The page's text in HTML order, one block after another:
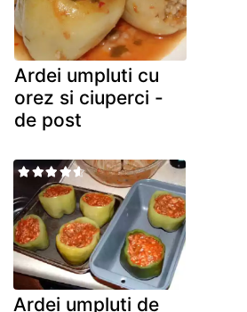
Ardei umpluti cu
orez si ciuperci -
de post
Ardei umpluti de